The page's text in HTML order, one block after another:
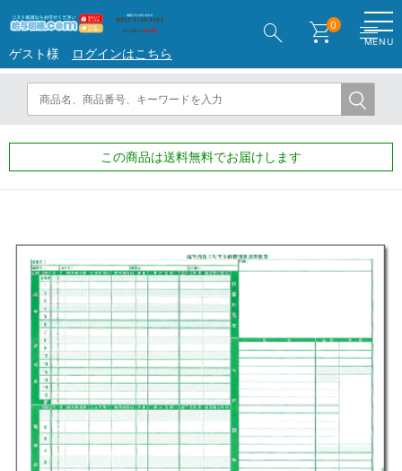
ゲスト様 ログインはこちら
MENU
search shopping_cart0 menu
この商品は送料無料でお届けします